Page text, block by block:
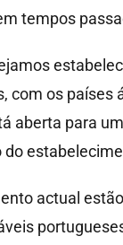
tempos
com os países
aberta para
do
actual